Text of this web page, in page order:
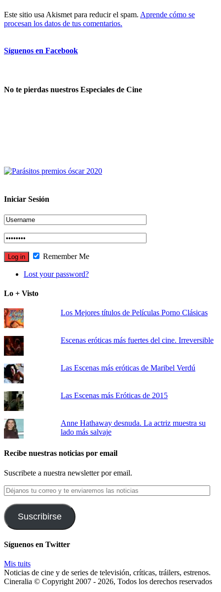
Este sitio usa Akismet para reducir el spam. Aprende cómo se
procesan los datos de tus comentarios.
Síguenos en Facebook
No te pierdas nuestros Especiales de Cine
Iniciar Sesión
Remember Me
Lost your password?
Lo + Visto
Los Mejores títulos de Películas Porno Clásicas
Escenas eróticas más fuertes del cine. Irreversible
Las Escenas más eróticas de Maribel Verdú
Las Escenas más Eróticas de 2015
Anne Hathaway desnuda. La actriz muestra su
lado más salvaje
Recibe nuestras noticias por email
Suscribete a nuestra newsletter por email.
Déjanos
tu
correo
y
te
las
noticias
Suscribirse
Síguenos en Twitter
Mis tuits
Noticias de cine y de series de televisión, críticas, tráilers, estrenos.
Cineralia © Copyright 2007 - 2026, Todos los derechos reservados